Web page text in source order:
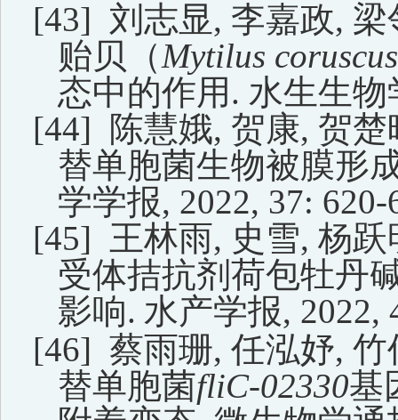
[43] 刘志显, 李嘉政, 梁
贻贝（Mytilus coruscus
态中的作用. 水生生物
[44]
陈慧娥, 贺康, 贺楚
替单胞菌生物被膜形
学学报, 2022, 37: 620-
[45] 王林雨, 史雪, 杨跃
受体拮抗剂荷包牡丹
影响. 水产学报, 2022,
[46] 蔡雨珊, 任泓妤, 竹
替单胞菌fliC-02330基